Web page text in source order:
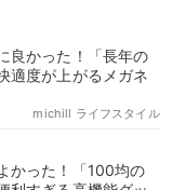
良かった！「長年の
適度が上がるメガネ
michill ライフスタイル
かった！「100均の